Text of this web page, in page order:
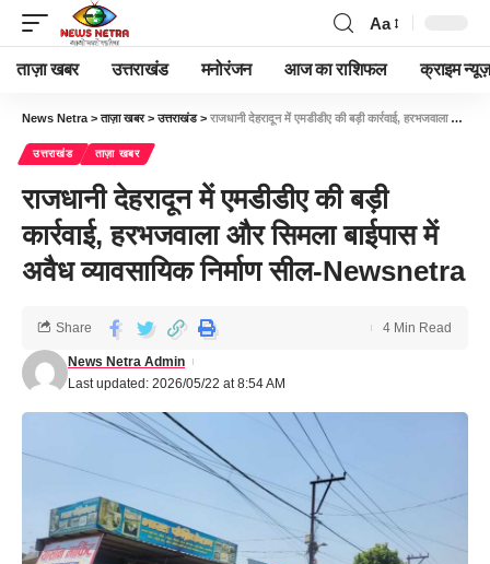
Aa
ताज़ा खबर उत्तराखंड मनोरंजन आज का राशिफल क्राइम न्यूज़
News Netra >ताज़ा खबर>उत्तराखंड> राजधानी देहरादून में एमडीडीए की बड़ी कार्रवाई, हरभजवाला और सिमला बाईपास में अवैध व्यावसायिक निर्माण सील-Newsnetra
उत्तराखंड ताज़ा खबर
राजधानी देहरादून में एमडीडीए की बड़ी
कार्रवाई, हरभजवाला और सिमला बाईपास में
अवैध व्यावसायिक निर्माण सील-Newsnetra
Last updated: 2026/05/22 at 8:54 AM
News Netra Admin
Share 4 Min Read